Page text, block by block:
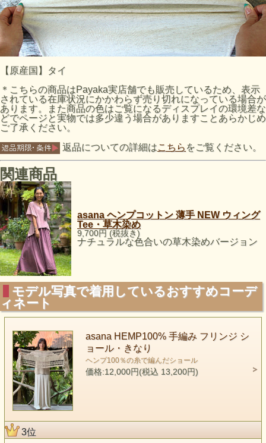
【原産国】タイ
＊こちらの商品はPayaka実店舗でも販売しているため、表示
されている在庫状況にかかわらず売り切れになっている場合が
あります。また商品の色はご覧になるディスプレイの環境差な
どでページと実物では多少違う場合がありますことあらかじめ
ご了承ください。
返品についての詳細はこちら をご覧ください。
関連商品
asana ヘンプコットン 薄手 NEW ウィング
Tee・草木染め
9,700円 (税抜き)
ナチュラルな色合いの草木染めバージョン
モデル写真で着用しているおすすめコーデ
ィネート
asana HEMP100% 手編み フリンジ シ
ョール・きなり
ヘンプ100％の糸で編んだショール
価格:12,000円(税込 13,200円)
3位